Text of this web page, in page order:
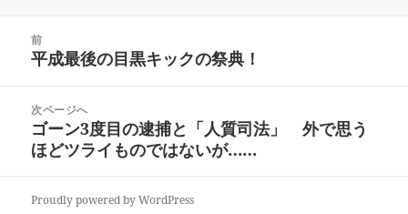
前
前
投
稿:
平成最後の目黒キックの祭典！
次ページへ
次
の
稿:
ゴーン3度目の逮捕と「人質司法」 外で思う
ほどツライものではないが……
Proudly powered by WordPress